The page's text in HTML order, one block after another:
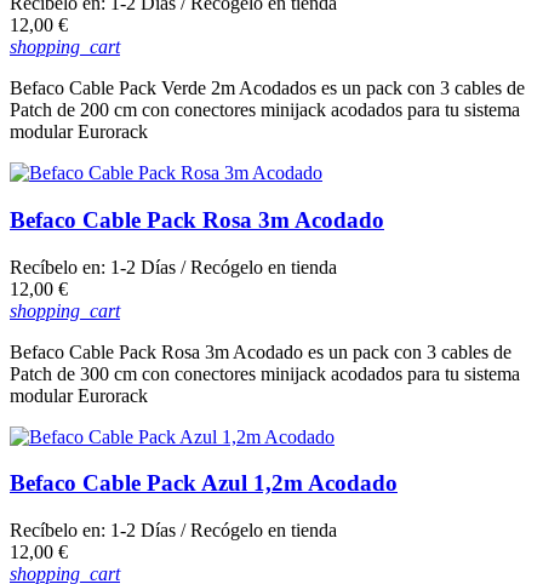
Precio
12,00 €
shopping_cart
Befaco Cable Pack Verde 2m Acodados es un pack con 3 cables de
Patch de 200 cm con conectores minijack acodados para tu sistema
modular Eurorack
Befaco Cable Pack Rosa 3m Acodado
Recíbelo en: 1-2 Días / Recógelo en tienda
Precio
12,00 €
shopping_cart
Befaco Cable Pack Rosa 3m Acodado es un pack con 3 cables de
Patch de 300 cm con conectores minijack acodados para tu sistema
modular Eurorack
Befaco Cable Pack Azul 1,2m Acodado
Recíbelo en: 1-2 Días / Recógelo en tienda
Precio
12,00 €
shopping_cart